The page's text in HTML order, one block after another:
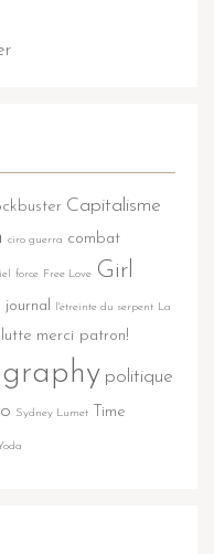
Capitalisme
ciro guerra combat
force Free Love Girl
journal l'étreinte du serpent La
lutte merci patron!
politique
Sydney Lumet Time